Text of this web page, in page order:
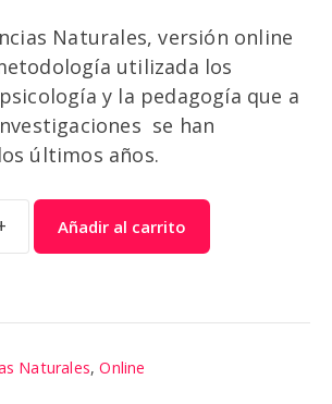
Naturales, versión online
utilizada los
y la pedagogía que a
se han
últimos años.
Ciencias
|
Colibri
Añadir al carrito
Naturales,Online